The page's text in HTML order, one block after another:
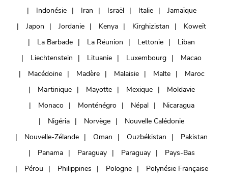
Indonésie
Iran Israël Italie
Jamaïque
Japon
Jordanie Kenya Kirghizistan
Koweït
La Barbade
La Réunion Lettonie
Liban
Liechtenstein
Lituanie Luxembourg
Macao
Macédoine
Madère Malaisie Malte
Maroc
Martinique
Mayotte Mexique
Moldavie
Monaco
Monténégro Népal
Nicaragua
Nigéria
Norvège
Nouvelle Calédonie
Nouvelle-Zélande
Oman Ouzbékistan
Pakistan
Panama
Paraguay Paraguay
Pays-Bas
Pérou
Philippines Pologne
Polynésie Française